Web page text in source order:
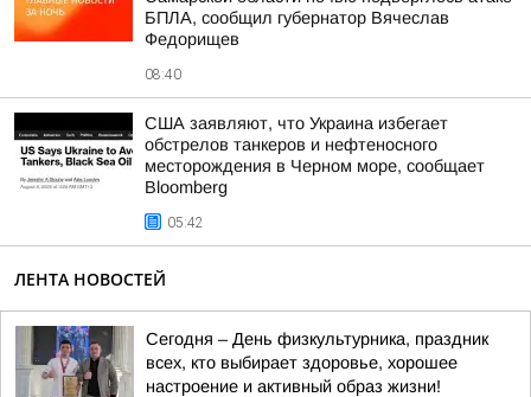
БПЛА, сообщил губернатор Вячеслав
Федорищев
08:40
США заявляют, что Украина избегает
обстрелов танкеров и нефтеносного
месторождения в Черном море, сообщает
Bloomberg
05:42
ЛЕНТА НОВОСТЕЙ
Сегодня – День физкультурника, праздник
всех, кто выбирает здоровье, хорошее
настроение и активный образ жизни!